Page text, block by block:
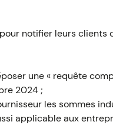
notifier leurs
une « requête
2024 ;
les sommes
applicable aux